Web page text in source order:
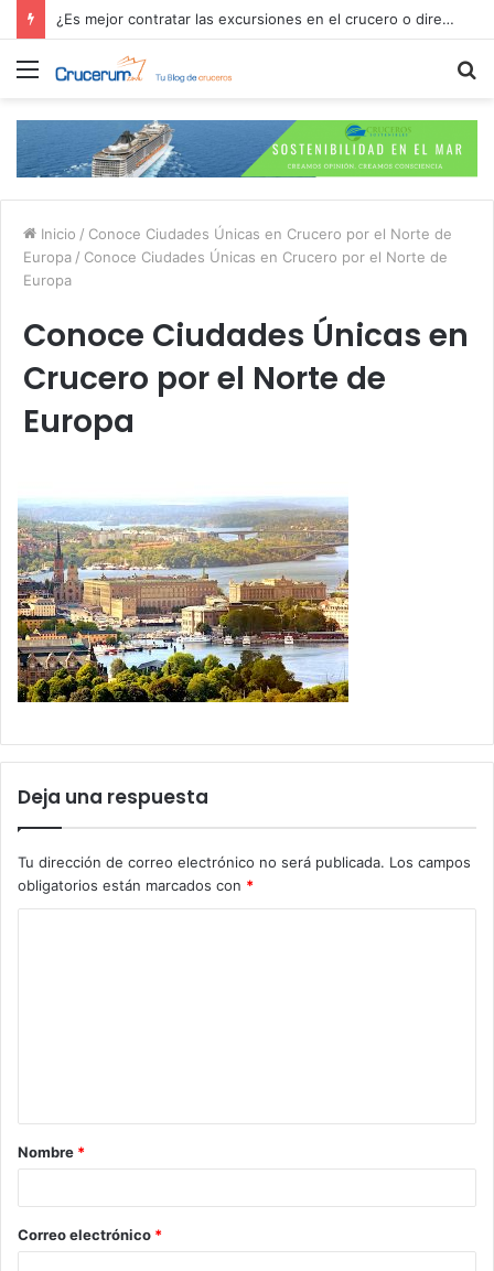
¿Es mejor contratar las excursiones en el crucero o directamente en el puerto?
Menú
Inicio / Conoce Ciudades Únicas en Crucero por el Norte de
Europa / Conoce Ciudades Únicas en Crucero por el Norte de
Europa
Conoce Ciudades Únicas en
Crucero por el Norte de
Europa
Deja una respuesta
Tu dirección de correo electrónico no será publicada. Los campos
obligatorios están marcados con *
a
r
*
Nombre *
Correo electrónico *